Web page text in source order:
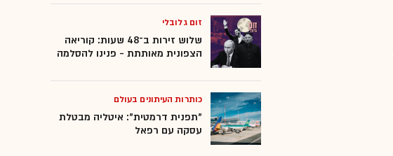
זום גלובלי
שלוש זירות ב־48 שעות: קוריאה
הצפונית מאותתת - פנינו להסלמה
כותרות העיתונים בעולם
"תפנית דרמטית": איטליה מבטלת
עסקה עם רפאל